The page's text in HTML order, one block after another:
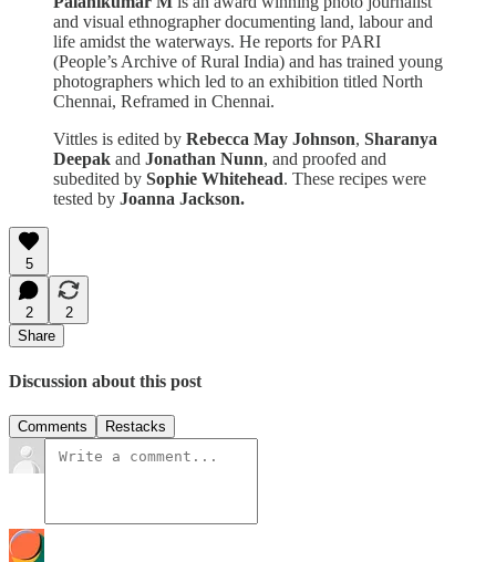
and visual ethnographer documenting land, labour and
life amidst the waterways. He reports for PARI
(People’s Archive of Rural India) and has trained young
photographers which led to an exhibition titled North
Chennai, Reframed in Chennai.
Vittles is edited by Rebecca May Johnson, Sharanya
Deepak and Jonathan Nunn, and proofed and
subedited by Sophie Whitehead. These recipes were
tested by Joanna Jackson.
5
2
2
Share
Discussion about this post
Comments Restacks